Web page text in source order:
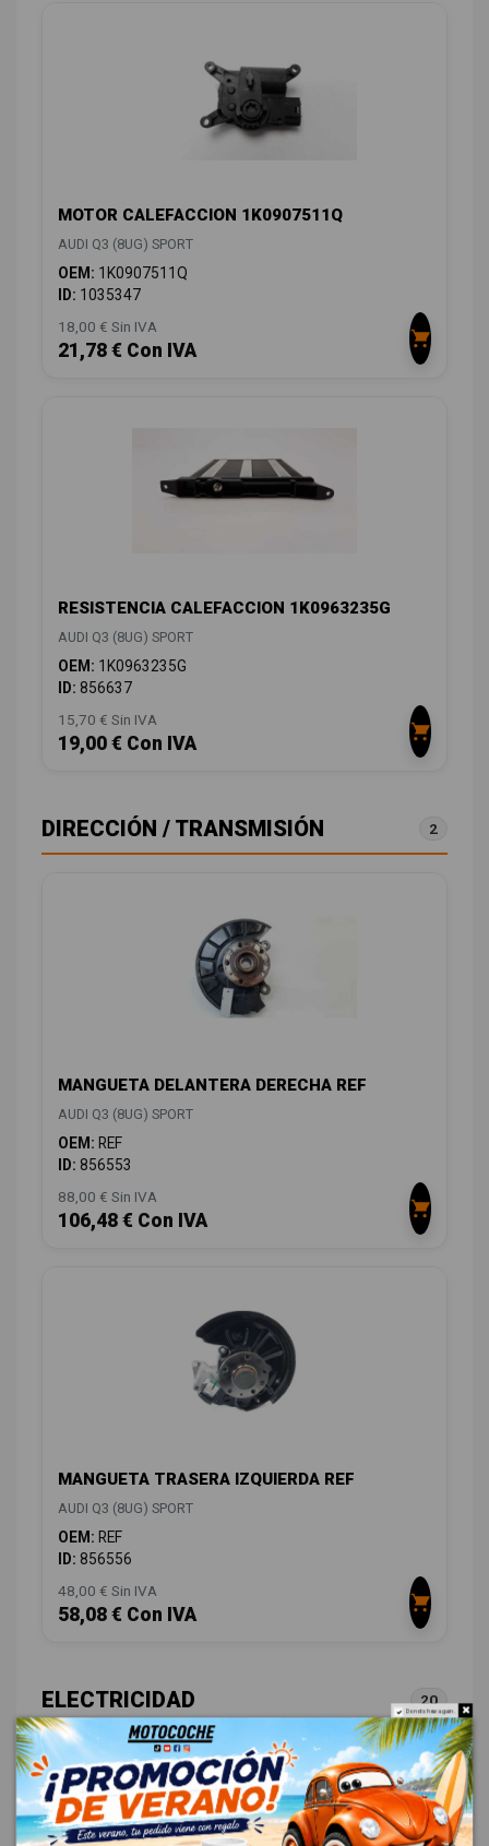
MOTOR CALEFACCION 1K0907511Q
AUDI Q3 (8UG) SPORT
OEM: 1K0907511Q
ID: 1035347
18,00 € Sin IVA
21,78 € Con IVA
RESISTENCIA CALEFACCION 1K0963235G
AUDI Q3 (8UG) SPORT
OEM: 1K0963235G
ID: 856637
15,70 € Sin IVA
19,00 € Con IVA
DIRECCIÓN / TRANSMISIÓN 2
MANGUETA DELANTERA DERECHA REF
AUDI Q3 (8UG) SPORT
OEM: REF
ID: 856553
88,00 € Sin IVA
106,48 € Con IVA
MANGUETA TRASERA IZQUIERDA REF
AUDI Q3 (8UG) SPORT
OEM: REF
ID: 856556
48,00 € Sin IVA
58,08 € Con IVA
ELECTRICIDAD 20
Do not show again.